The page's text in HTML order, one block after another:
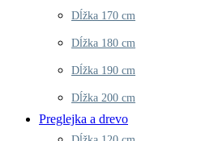
Dĺžka 170 cm
Dĺžka 180 cm
Dĺžka 190 cm
Dĺžka 200 cm
Preglejka a drevo